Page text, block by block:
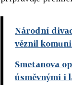
Národní
věznil
Smetanova
úsměvnými i